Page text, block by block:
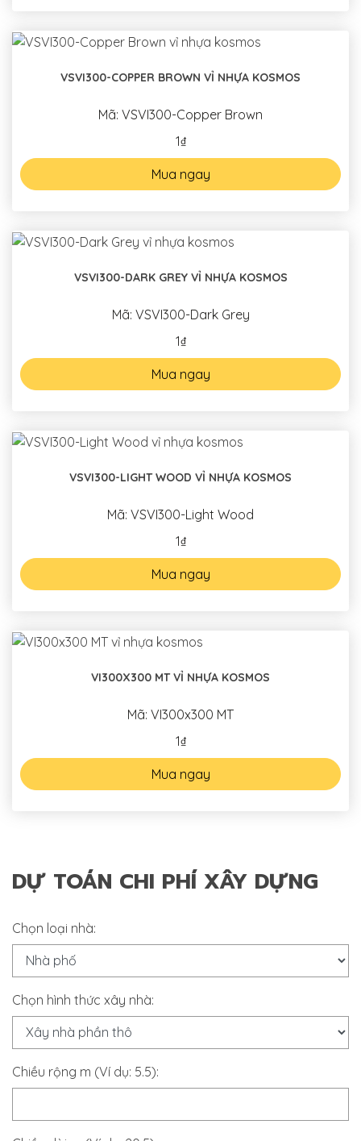
VSVI300-COPPER BROWN VỈ NHỰA KOSMOS
Mã: VSVI300-Copper Brown
1₫
Mua ngay
VSVI300-DARK GREY VỈ NHỰA KOSMOS
Mã: VSVI300-Dark Grey
1₫
Mua ngay
VSVI300-LIGHT WOOD VỈ NHỰA KOSMOS
Mã: VSVI300-Light Wood
1₫
Mua ngay
VI300X300 MT VỈ NHỰA KOSMOS
Mã: VI300x300 MT
1₫
Mua ngay
DỰ TOÁN CHI PHÍ XÂY DỰNG
Chọn loại nhà:
Chọn hình thức xây nhà:
Chiều rộng m (Ví dụ: 5.5):